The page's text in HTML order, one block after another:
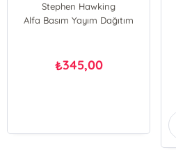
Stephen Hawking
Leonard Mlodinow
Alfa Basım Yayım Dağıtım
₺345,00